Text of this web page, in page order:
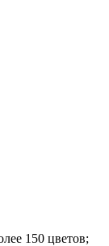
150 цветов;